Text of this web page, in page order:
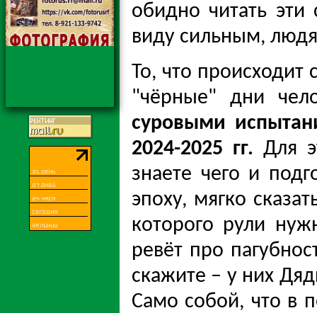
обидно читать
виду сильным,
То, что
"чёрные" дни
суровыми
2024-2025 гг. Для
знаете чего и
эпоху, мягко
которого рули
ревёт про
скажите – у них
Само собой, что в